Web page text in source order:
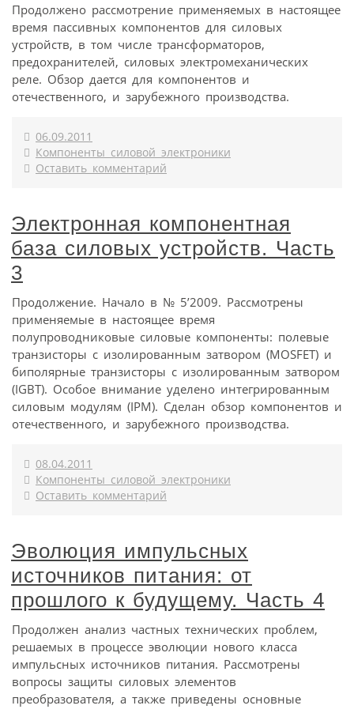
Продолжено рассмотрение применяемых в настоящее
время пассивных компонентов для силовых
устройств, в том числе трансформаторов,
предохранителей, силовых электромеханических
реле. Обзор дается для компонентов и
отечественного, и зарубежного производства.
06.09.2011
Компоненты силовой электроники
Оставить комментарий
Электронная компонентная
база силовых устройств. Часть
3
Продолжение. Начало в № 5’2009. Рассмотрены
применяемые в настоящее время
полупроводниковые силовые компоненты: полевые
транзисторы с изолированным затвором (MOSFET) и
биполярные транзисторы с изолированным затвором
(IGBT). Особое внимание уделено интегрированным
силовым модулям (IPM). Сделан обзор компонентов и
отечественного, и зарубежного производства.
08.04.2011
Компоненты силовой электроники
Оставить комментарий
Эволюция импульсных
источников питания: от
прошлого к будущему. Часть 4
Продолжен анализ частных технических проблем,
решаемых в процессе эволюции нового класса
импульсных источников питания. Рассмотрены
вопросы защиты силовых элементов
преобразователя, а также приведены основные